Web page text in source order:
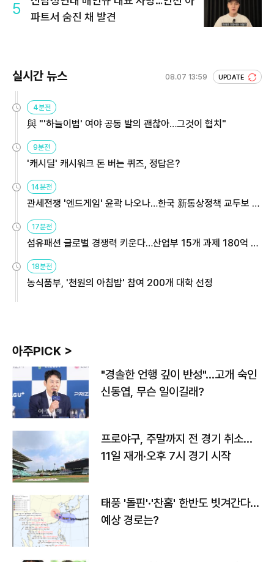
5
파트서 숨진 채 발견
실시간 뉴스 08.07 13:59 UPDATE
4분전
與 "'하늘이법' 여야 공동 발의 괜찮아…그것이 협치"
9분전
'캐시딜' 캐시워크 돈 버는 퀴즈, 정답은?
14분전
관세전쟁 '엔드게임' 윤곽 나오나…한국 新통상정책 교두보 활
용해야
17분전
섬유패션 글로벌 경쟁력 키운다…산업부 15개 과제 180억 지
원
18분전
농식품부, '천원의 아침밥' 참여 200개 대학 선정
아주PICK >
"경솔한 언행 깊이 반성"…고개 숙인
신동엽, 무슨 일이길래?
프로야구, 주말까지 전 경기 취소…
11일 재개·오후 7시 경기 시작
태풍 '돌핀'·'찬홈' 한반도 빗겨간다…
예상 경로는?